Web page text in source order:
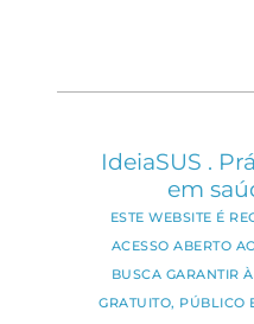
IdeiaSUS .
em
ESTE WEBSITE É
ACESSO ABERTO
BUSCA GARANTIR
GRATUITO, PÚBLICO